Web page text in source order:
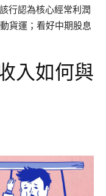
行認為核心經常利潤
貨運；看好中期股息
入如何與